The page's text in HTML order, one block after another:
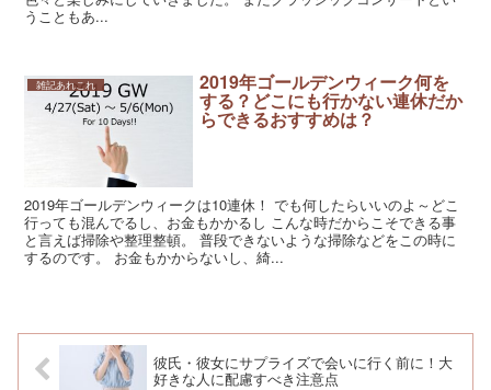
うこともあ...
雑記あれこれ 2019年ゴールデンウィーク何を
する？どこにも行かない連休だか
らできるおすすめは？
2019年ゴールデンウィークは10連休！ でも何したらいいのよ～どこ
行っても混んでるし、お金もかかるし こんな時だからこそできる事
と言えば掃除や整理整頓。 普段できないような掃除などをこの時に
するのです。 お金もかからないし、綺...
彼氏・彼女にサプライズで会いに行く前に！大
好きな人に配慮すべき注意点